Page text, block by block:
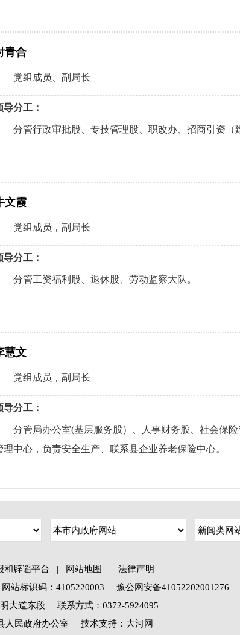
青合
党组成员、副局长
导分工：
管行政审批股、专技管理股、职改办、招商引资（
文霞
党组成员，副局长
导分工：
管工资福利股、退休股、劳动监察大队。
慧文
党组成员，副局长
导分工：
管局办公室(基层服务股）、人事财务股、社会保险
理中心，负责安全生产、联系县企业养老保险中心。
和辟谣平台 | 网站地图 | 法律声明
站标识码：4105220003 豫公网安备41052202001276
大道东段 联系方式：0372-5924095
人民政府办公室 技术支持：大河网